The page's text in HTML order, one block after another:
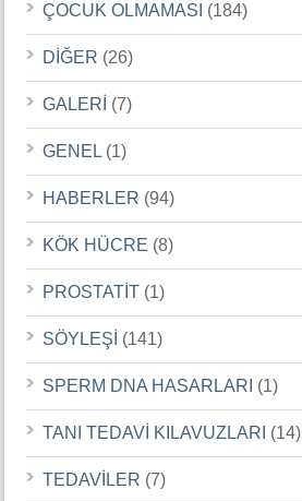
ÇOCUK OLMAMASI (184)
DİĞER (26)
GALERİ (7)
GENEL (1)
HABERLER (94)
KÖK HÜCRE (8)
PROSTATİT (1)
SÖYLEŞİ (141)
SPERM DNA HASARLARI (1)
TANI TEDAVİ KILAVUZLARI (14)
TEDAVİLER (7)